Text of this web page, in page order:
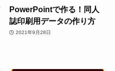
PowerPointで作る！同人
誌印刷用データの作り方
2021年9月28日